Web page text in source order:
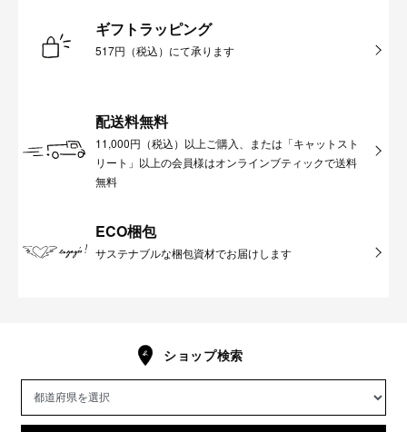
ギフトラッピング
517円（税込）にて承ります
配送料無料
11,000円（税込）以上ご購入、または「キャットスト
リート」以上の会員様はオンラインブティックで送料
無料
ECO梱包
サステナブルな梱包資材でお届けします
ショップ検索